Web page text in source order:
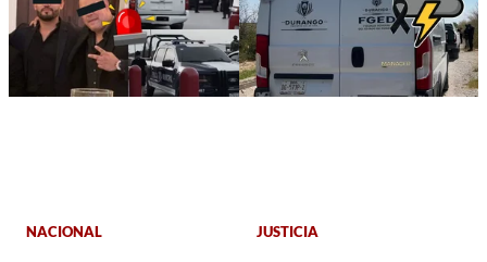
NACIONAL JUSTICIA